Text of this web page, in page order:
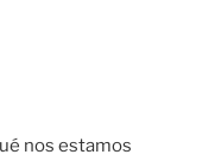
nos estamos